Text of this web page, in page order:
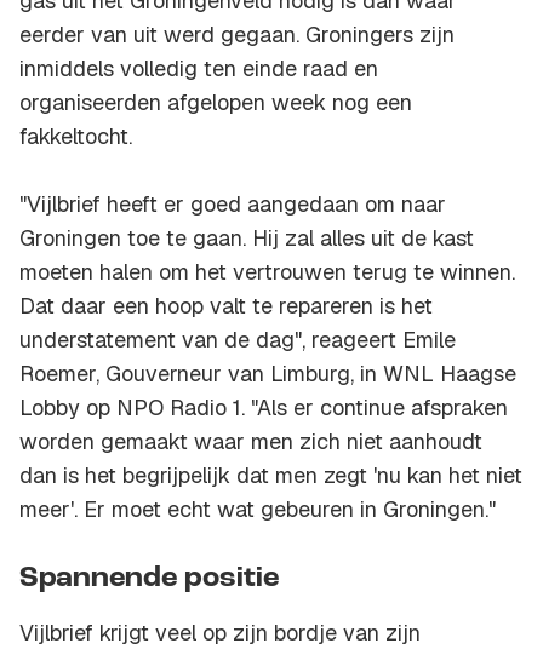
eerder van uit werd gegaan. Groningers zijn
inmiddels volledig ten einde raad en
organiseerden afgelopen week nog een
fakkeltocht.
"Vijlbrief heeft er goed aangedaan om naar
Groningen toe te gaan. Hij zal alles uit de kast
moeten halen om het vertrouwen terug te winnen.
Dat daar een hoop valt te repareren is het
understatement van de dag", reageert Emile
Roemer, Gouverneur van Limburg, in WNL Haagse
Lobby op NPO Radio 1. "Als er continue afspraken
worden gemaakt waar men zich niet aanhoudt
dan is het begrijpelijk dat men zegt 'nu kan het niet
meer'. Er moet echt wat gebeuren in Groningen."
Spannende positie
Vijlbrief krijgt veel op zijn bordje van zijn